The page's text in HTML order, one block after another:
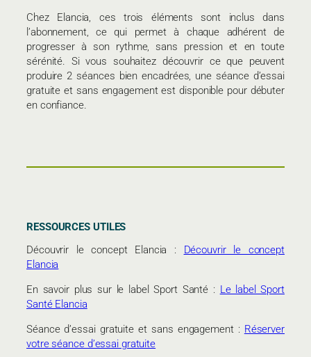
Chez Elancia, ces trois éléments sont inclus dans
l’abonnement, ce qui permet à chaque adhérent de
progresser à son rythme, sans pression et en toute
sérénité. Si vous souhaitez découvrir ce que peuvent
produire 2 séances bien encadrées, une séance d’essai
gratuite et sans engagement est disponible pour débuter
en confiance.
RESSOURCES UTILES
Découvrir le concept Elancia : Découvrir le concept
Elancia
En savoir plus sur le label Sport Santé : Le label Sport
Santé Elancia
Séance d’essai gratuite et sans engagement : Réserver
votre séance d’essai gratuite